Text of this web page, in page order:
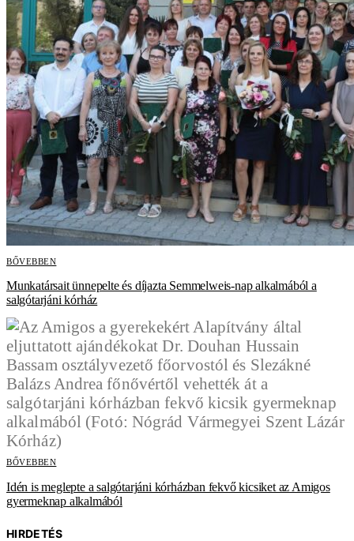
BŐVEBBEN
Munkatársait ünnepelte és díjazta Semmelweis-nap alkalmából a
salgótarjáni kórház
BŐVEBBEN
Idén is meglepte a salgótarjáni kórházban fekvő kicsiket az Amigos
gyermeknap alkalmából
HIRDETÉS